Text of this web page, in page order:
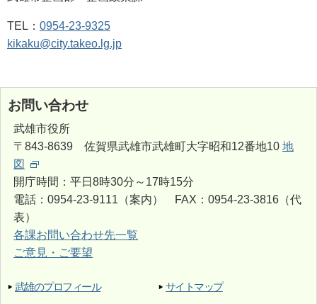
TEL： 0954-23-9325
kikaku@city.takeo.lg.jp
お問い合わせ
武雄市役所
〒843-8639 佐賀県武雄市武雄町大字昭和12番地10 地
図
開庁時間：平日8時30分～17時15分
電話：0954-23-9111（案内） FAX：0954-23-3816（代
表）
各課お問い合わせ先一覧
ご意見・ご要望
武雄のプロフィール
サイトマップ